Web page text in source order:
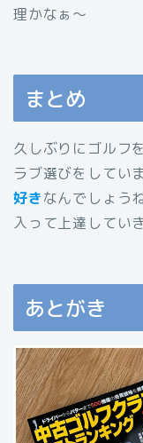
理かなぁ〜
まとめ
久しぶりにゴルフ
ラブ選びをしてい
好きなんでしょう
入って上達してい
あとがき